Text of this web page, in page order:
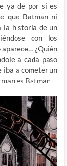
ya de por si es
que Batman ni
la historia de un
con los
aparece… ¿Quién
a cada paso
iba a cometer un
es Batman…